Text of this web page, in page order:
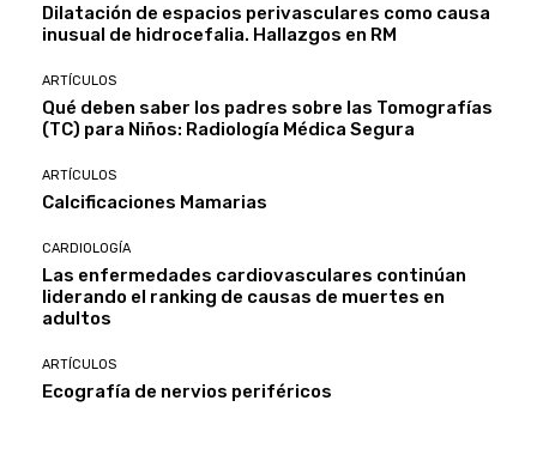
Dilatación de espacios perivasculares como causa
inusual de hidrocefalia. Hallazgos en RM
ARTÍCULOS
Qué deben saber los padres sobre las Tomografías
(TC) para Niños: Radiología Médica Segura
ARTÍCULOS
Calcificaciones Mamarias
CARDIOLOGÍA
Las enfermedades cardiovasculares continúan
liderando el ranking de causas de muertes en
adultos
ARTÍCULOS
Ecografía de nervios periféricos